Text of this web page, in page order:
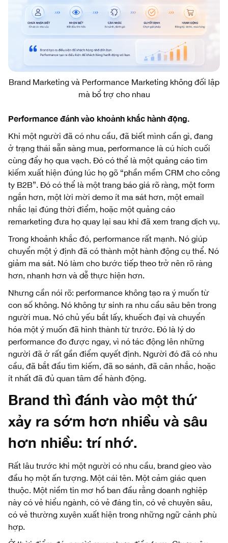
Brand Marketing và Performance Marketing không đối lập
mà bổ trợ cho nhau
Performance đánh vào khoảnh khắc hành động.
Khi một người đã có nhu cầu, đã biết mình cần gì, đang
ở trạng thái sẵn sàng mua, performance là cú hích cuối
cùng đẩy họ qua vạch. Đó có thể là một quảng cáo tìm
kiếm xuất hiện đúng lúc họ gõ “phần mềm CRM cho công
ty B2B”. Đó có thể là một trang báo giá rõ ràng, một form
ngắn hơn, một lời mời demo ít ma sát hơn, một email
nhắc lại đúng thời điểm, hoặc một quảng cáo
remarketing đưa họ quay lại sau khi đã xem trang dịch vụ.
Trong khoảnh khắc đó, performance rất mạnh. Nó giúp
chuyển một ý định đã có thành một hành động cụ thể. Nó
giảm ma sát. Nó làm cho bước tiếp theo trở nên rõ ràng
hơn, nhanh hơn và dễ thực hiện hơn.
Nhưng cần nói rõ: performance không tạo ra ý muốn từ
con số không. Nó không tự sinh ra nhu cầu sâu bên trong
người mua. Nó chủ yếu bắt lấy, khuếch đại và chuyển
hóa một ý muốn đã hình thành từ trước. Đó là lý do
performance đo được ngay, vì nó tác động lên những
người đã ở rất gần điểm quyết định. Người đó đã có nhu
cầu, đã bắt đầu tìm kiếm, đã so sánh, đã cân nhắc, hoặc
ít nhất đã đủ quan tâm để hành động.
Brand thì đánh vào một thứ
xảy ra sớm hơn nhiều và sâu
hơn nhiều: trí nhớ.
Rất lâu trước khi một người có nhu cầu, brand gieo vào
đầu họ một ấn tượng. Một cái tên. Một cảm giác quen
thuộc. Một niềm tin mơ hồ ban đầu rằng doanh nghiệp
này có vẻ hiểu ngành, có vẻ đáng tin, có vẻ chuyên sâu,
có vẻ thường xuyên xuất hiện trong những ngữ cảnh phù
hợp.